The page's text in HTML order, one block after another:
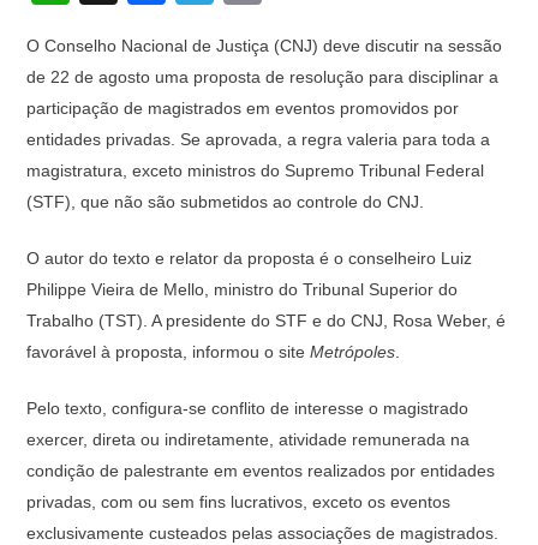
at
s
A
p
p
c
e
b
o
o
k
e
gr
a
m
p
y
Li
n
k
O Conselho Nacional de Justiça (CNJ) deve discutir na sessão
de 22 de agosto uma proposta de resolução para disciplinar a
participação de magistrados em eventos promovidos por
entidades privadas. Se aprovada, a regra valeria para toda a
magistratura, exceto ministros do Supremo Tribunal Federal
(STF), que não são submetidos ao controle do CNJ.
O autor do texto e relator da proposta é o conselheiro Luiz
Philippe Vieira de Mello, ministro do Tribunal Superior do
Trabalho (TST). A presidente do STF e do CNJ, Rosa Weber, é
favorável à proposta, informou o site Metrópoles.
Pelo texto, configura-se conflito de interesse o magistrado
exercer, direta ou indiretamente, atividade remunerada na
condição de palestrante em eventos realizados por entidades
privadas, com ou sem fins lucrativos, exceto os eventos
exclusivamente custeados pelas associações de magistrados.